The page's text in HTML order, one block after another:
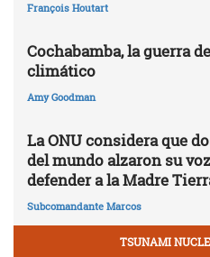
François Houtart
Cochabamba, la guerra
climático
Amy Goodman
La ONU considera que
del mundo alzaron su
defender a la Madre
Subcomandante Marcos
TSUNAMI